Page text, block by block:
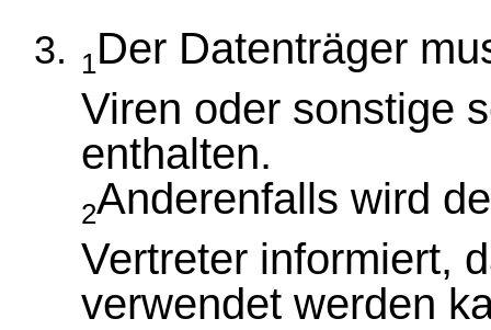
1Der Datenträger
Viren oder sonstige
enthalten.
2Anderenfalls wird
Vertreter informiert,
verwendet werden